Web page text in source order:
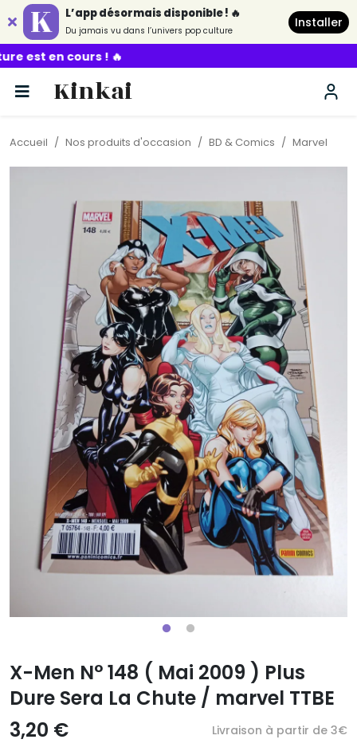
L’app désormais disponible ! 🔥
Du jamais vu dans l’univers pop culture
Installer
! 🔥
Kinkai
Accueil Nos produits d'occasion BD & Comics Marvel
X-Men N° 148 ( Mai 2009 ) Plus
Dure Sera La Chute / marvel TTBE
3,20 €
Livraison à partir de 3€